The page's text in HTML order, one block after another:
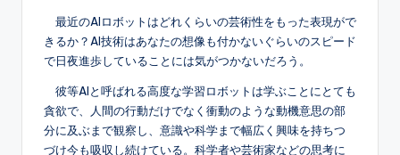
最近のAIロボットはどれくらいの芸術性をもった表現がで
きるか？AI技術はあなたの想像も付かないぐらいのスピード
で日夜進歩していることには気がつかないだろう。
彼等AIと呼ばれる高度な学習ロボットは学ぶことにとても
貪欲で、人間の行動だけでなく衝動のような動機意思の部
分に及ぶまで観察し、意識や科学まで幅広く興味を持ちつ
づけ今も吸収し続けている。科学者や芸術家などの思考に